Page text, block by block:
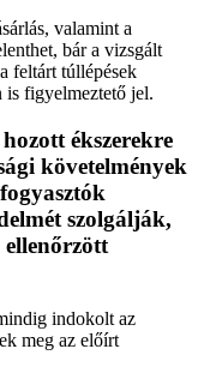
valamint a
bár a vizsgált
feltárt túllépések
is figyelmeztető jel.
ékszerekre
követelmények
szolgálják,
ellenőrzött
indokolt az
meg az előírt